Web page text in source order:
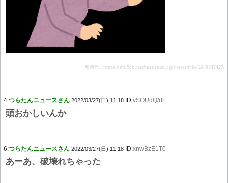
引用元：https://mi.5ch.net/test/read.cgi/news4vip/1648347427/
4:つらたんニュースさん 2022/03/27(日) 11:18 ID:vSOUdQ/dr
頭おかしいんか
6:つらたんニュースさん 2022/03/27(日) 11:18 ID:xnwBzE1T0
あーあ、破壊れちゃった